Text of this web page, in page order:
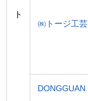
ト
㈱トージ工芸
DONGGUAN